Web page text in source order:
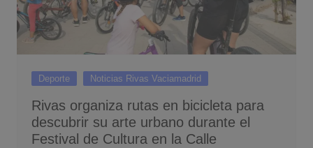
Deporte Noticias Rivas Vaciamadrid
Rivas organiza rutas en bicicleta para
descubrir su arte urbano durante el
Festival de Cultura en la Calle